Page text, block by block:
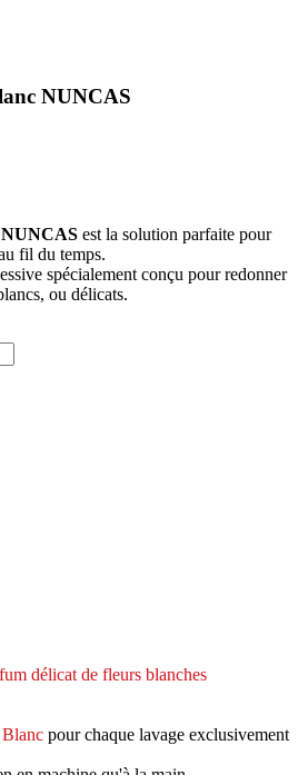
NUNCAS
NUNCAS est la solution parfaite pour
fil du temps.
spécialement conçu pour redonner
ou délicats.
délicat de fleurs blanches
Blanc pour chaque lavage exclusivement